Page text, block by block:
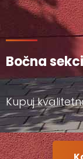
Bočna
Kupuj